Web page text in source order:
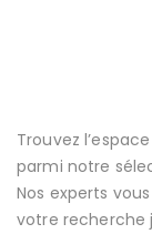
Trouvez
parmi notre
Nos experts
votre recherche